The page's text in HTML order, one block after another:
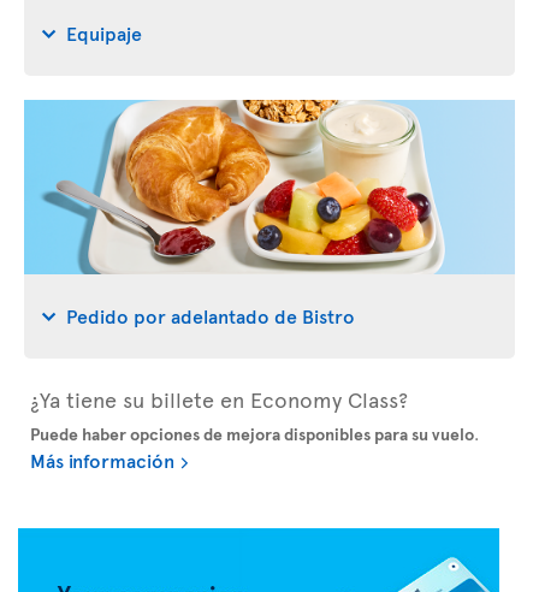
Equipaje
Pedido por adelantado de Bistro
¿Ya tiene su billete en Economy Class?
Puede haber opciones de mejora disponibles para su vuelo.
Más información